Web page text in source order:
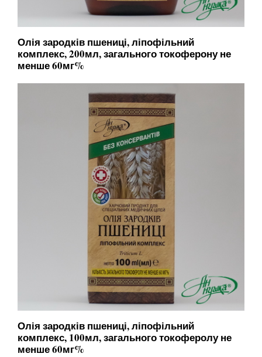
Олія зародків пшениці, ліпофільний
комплекс, 200мл, загального токоферону не
менше 60мг%
Олія зародків пшениці, ліпофільний
комплекс, 100мл, загального токоферолу не
менше 60мг%